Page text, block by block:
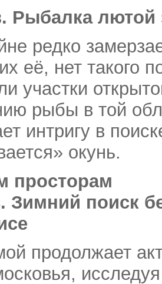
Рыбалка лютой
редко
её, нет такого
участки
рыбы в той
интригу в
окунь.
просторам
Зимний поиск
продолжает